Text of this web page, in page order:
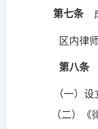
第七条
区内律
第八条
（一）
（二）